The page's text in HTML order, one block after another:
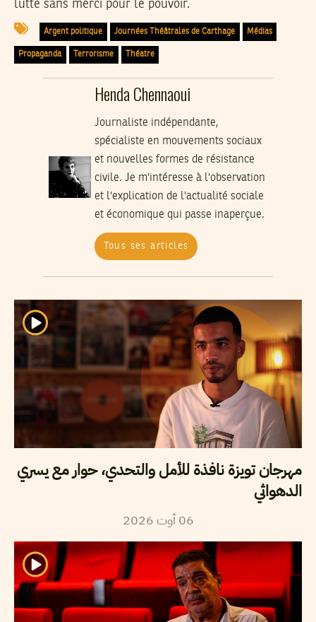
lutte sans merci pour le pouvoir.
Argent politique Journées Théâtrales de Carthage Médias
Propaganda Terrorisme Théatre
Henda Chennaoui
Journaliste indépendante,
spécialiste en mouvements sociaux
et nouvelles formes de résistance
civile. Je m'intéresse à l'observation
et l'explication de l'actualité sociale
et économique qui passe inaperçue.
Tous ses articles
مهرجان تويزة نافذة للأمل والتحدي، حوار مع يسري
الدهواثي
06 أوت2026